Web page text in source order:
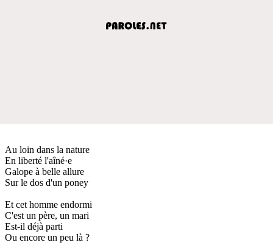
Au loin dans la nature
En liberté l'aîné·e
Galope à belle allure
Sur le dos d'un poney
Et cet homme endormi
C'est un père, un mari
Est-il déjà parti
Ou encore un peu là ?